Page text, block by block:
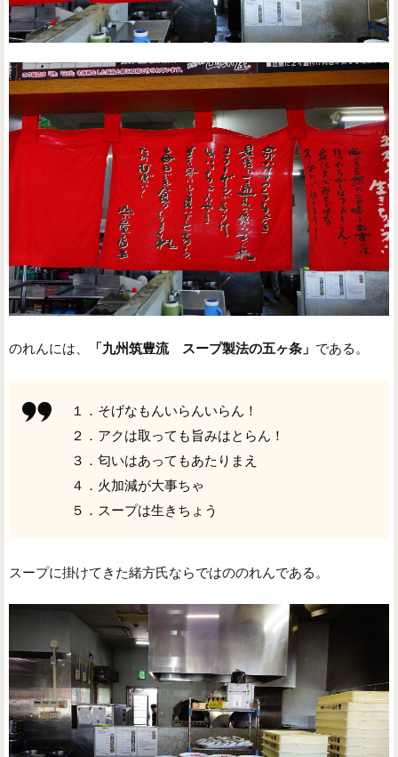
のれんには、 「九州筑豊流 スープ製法の五ヶ条」 である。
１．そげなもんいらんいらん！
２．アクは取っても旨みはとらん！
３．匂いはあってもあたりまえ
４．火加減が大事ちゃ
５．スープは生きちょう
スープに掛けてきた緒方氏ならではののれんである。